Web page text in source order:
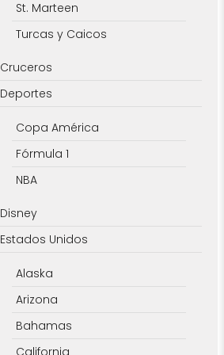
St. Marteen
Turcas y Caicos
Cruceros
Deportes
Copa América
Fórmula 1
NBA
Disney
Estados Unidos
Alaska
Arizona
Bahamas
California